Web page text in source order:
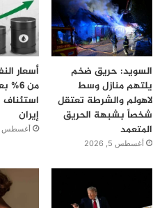
السويد: حريق ضخم
يلتهم منازل وسط
لاهولم والشرطة تعتقل
شخصاً بشبهة الحريق
المتعمد
أغسطس 5, 2026
أسعار
من
استئناف
إيران
أغسطس 3, 2026